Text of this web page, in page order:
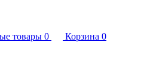
товары 0 Корзина 0